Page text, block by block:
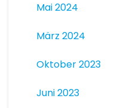
Mai 2024
März 2024
Oktober 2023
Juni 2023